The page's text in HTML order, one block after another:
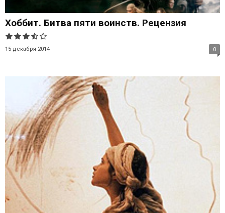
Хоббит. Битва пяти воинств. Рецензия
15 декабря 2014 0